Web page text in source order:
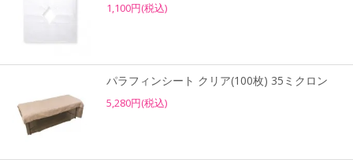
1,100円(税込)
パラフィンシート クリア(100枚) 35ミクロン
5,280円(税込)